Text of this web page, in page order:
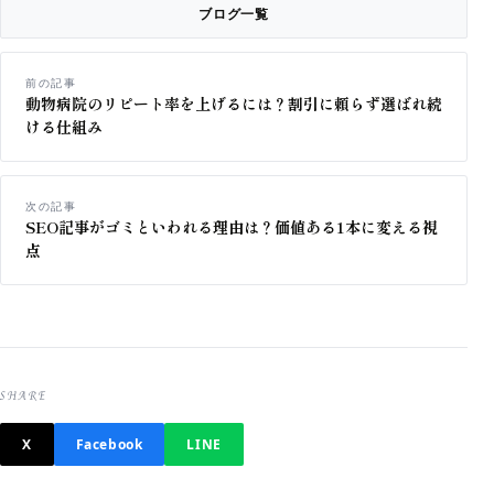
前の記事
動物病院のリピート率を上げるには？割引に頼らず選ばれ続
ける仕組み
ブログ一覧
次の記事
SEO記事がゴミといわれる理由は？価値ある1本に変える視
点
SHARE
X Facebook LINE